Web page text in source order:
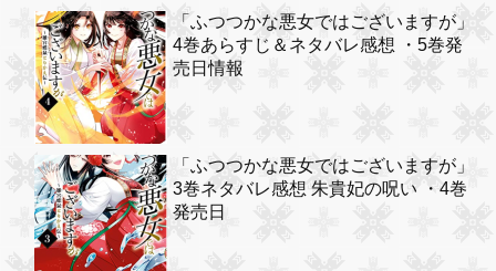
「ふつつかな悪女ではございますが」
4巻あらすじ＆ネタバレ感想 ・5巻発
売日情報
「ふつつかな悪女ではございますが」
3巻ネタバレ感想 朱貴妃の呪い ・4巻
発売日